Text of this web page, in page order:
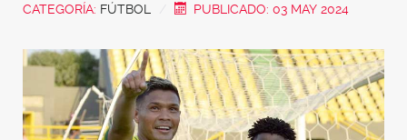
CATEGORÍA: FÚTBOL PUBLICADO: 03 MAY 2024